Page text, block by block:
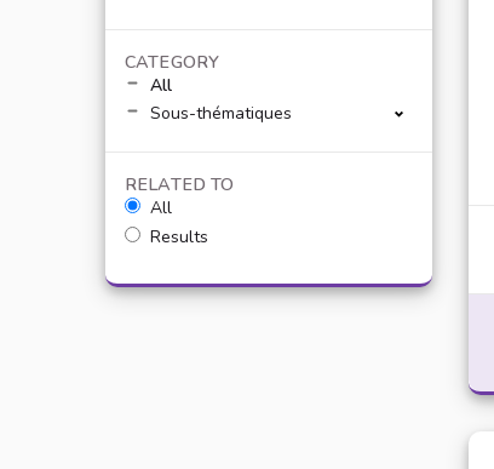
CATEGORY
All
Sous-thématiques
RELATED TO
All
Results